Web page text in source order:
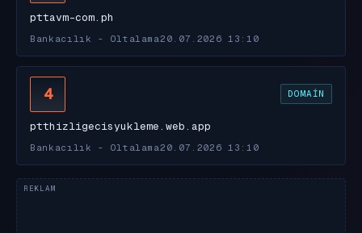
pttavm-com.ph
Bankacılık - Oltalama20.07.2026 13:10
4 DOMAIN
ptthizligecisyukleme.web.app
Bankacılık - Oltalama20.07.2026 13:10